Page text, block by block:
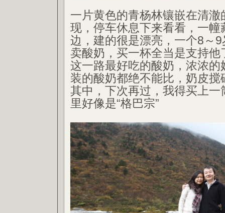
一片黄色的青杨林镶嵌在清澈
现，停车休息下来看看，一幢
边，建的很是漂亮，一个8～
卖酸奶，买一杯全当是支持他
这一路最好吃的酸奶，浓浓的
装的酸奶都绝不能比，奶皮
其中，下次再过，我得买上一
里好像是“格巴宗”